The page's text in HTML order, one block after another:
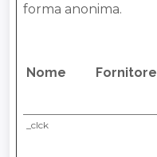
forma anonima.
Nome Fornitore
_clck